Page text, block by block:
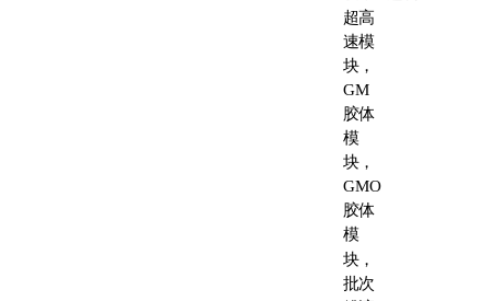
超高
速模
块，
GM
胶体
模
块，
GMO
胶体
模
块，
批次